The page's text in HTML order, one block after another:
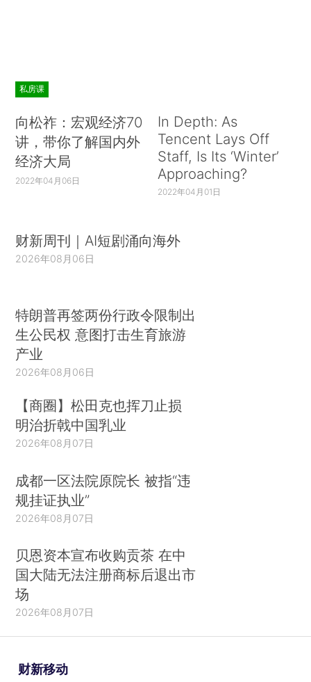
私房课
向松祚：宏观经济70
讲，带你了解国内外
经济大局
2022年04月06日
In Depth: As
Tencent Lays Off
Staff, Is Its ‘Winter’
Approaching?
2022年04月01日
财新周刊｜AI短剧涌向海外
2026年08月06日
特朗普再签两份行政令限制出
生公民权 意图打击生育旅游
产业
2026年08月06日
【商圈】松田克也挥刀止损
明治折戟中国乳业
2026年08月07日
成都一区法院原院长 被指“违
规挂证执业”
2026年08月07日
贝恩资本宣布收购贡茶 在中
国大陆无法注册商标后退出市
场
2026年08月07日
财新移动